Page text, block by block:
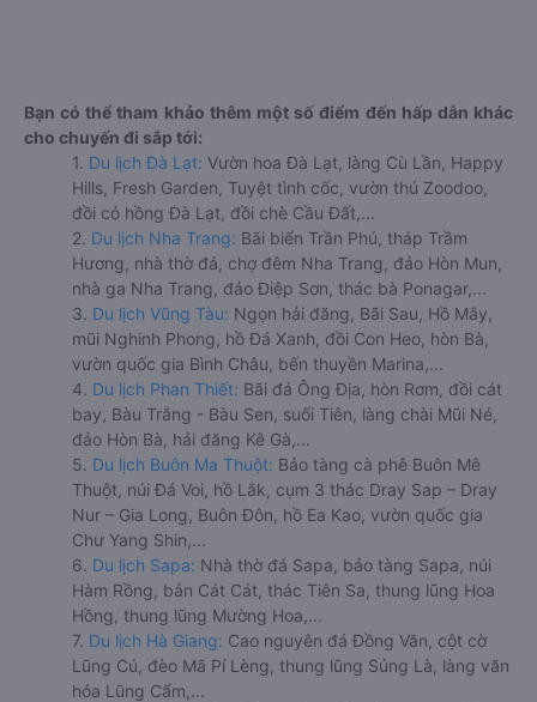
Bạn có thể tham khảo thêm một số điểm đến hấp dẫn khác
cho chuyến đi sắp tới:
1. Du lịch Đà Lạt: Vườn hoa Đà Lạt, làng Cù Lần, Happy
Hills, Fresh Garden, Tuyệt tình cốc, vườn thú Zoodoo,
đồi cỏ hồng Đà Lạt, đồi chè Cầu Đất,...
2. Du lịch Nha Trang: Bãi biển Trần Phú, tháp Trầm
Hương, nhà thờ đá, chợ đêm Nha Trang, đảo Hòn Mun,
nhà ga Nha Trang, đảo Điệp Sơn, thác bà Ponagar,...
3. Du lịch Vũng Tàu: Ngọn hải đăng, Bãi Sau, Hồ Mây,
mũi Nghinh Phong, hồ Đá Xanh, đồi Con Heo, hòn Bà,
vườn quốc gia Bình Châu, bến thuyền Marina,...
4. Du lịch Phan Thiết: Bãi đá Ông Địa, hòn Rơm, đồi cát
bay, Bàu Trắng - Bàu Sen, suối Tiên, làng chài Mũi Né,
đảo Hòn Bà, hải đăng Kê Gà,...
5. Du lịch Buôn Ma Thuột: Bảo tàng cà phê Buôn Mê
Thuột, núi Đá Voi, hồ Lắk, cụm 3 thác Dray Sap – Dray
Nur – Gia Long, Buôn Đôn, hồ Ea Kao, vườn quốc gia
Chư Yang Shin,...
6. Du lịch Sapa: Nhà thờ đá Sapa, bảo tàng Sapa, núi
Hàm Rồng, bản Cát Cát, thác Tiên Sa, thung lũng Hoa
Hồng, thung lũng Mường Hoa,...
7. Du lịch Hà Giang: Cao nguyên đá Đồng Văn, cột cờ
Lũng Cú, đèo Mã Pí Lèng, thung lũng Sủng Là, làng văn
hóa Lũng Cẩm,...